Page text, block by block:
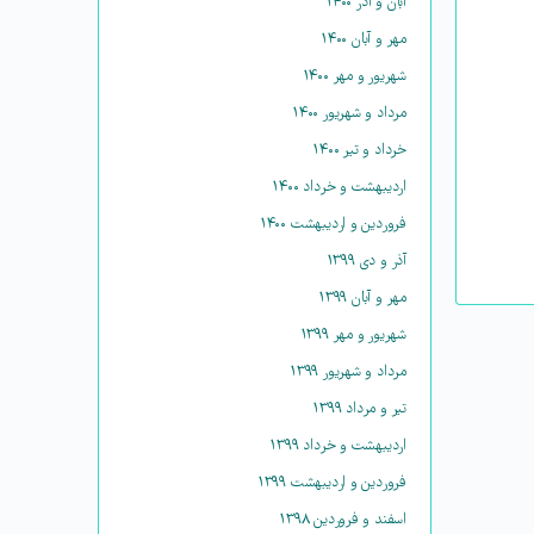
مهر و آبان ۱۴۰۰
شهریور و مهر ۱۴۰۰
مرداد و شهریور ۱۴۰۰
خرداد و تیر ۱۴۰۰
اردیبهشت و خرداد ۱۴۰۰
فروردین و اردیبهشت ۱۴۰۰
آذر و دی ۱۳۹۹
مهر و آبان ۱۳۹۹
شهریور و مهر ۱۳۹۹
مرداد و شهریور ۱۳۹۹
تیر و مرداد ۱۳۹۹
اردیبهشت و خرداد ۱۳۹۹
فروردین و اردیبهشت ۱۳۹۹
اسفند و فروردین ۱۳۹۸